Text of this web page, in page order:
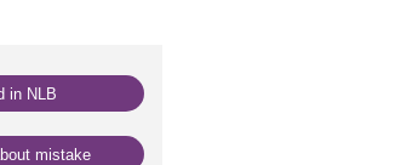
in NLB
mistake